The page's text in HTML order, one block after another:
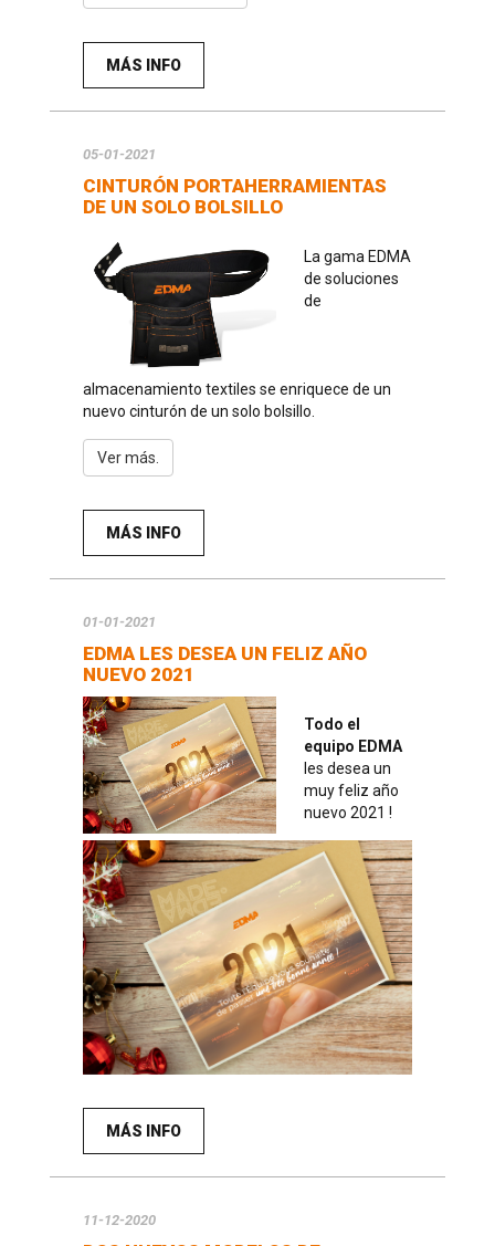
MÁS INFO
05-01-2021
CINTURÓN PORTAHERRAMIENTAS
DE UN SOLO BOLSILLO
La gama EDMA
de soluciones
de
almacenamiento textiles se enriquece de un
nuevo cinturón de un solo bolsillo.
Ver más.
MÁS INFO
01-01-2021
EDMA LES DESEA UN FELIZ AÑO
NUEVO 2021
Todo el
equipo EDMA
les desea un
muy feliz año
nuevo 2021 !
MÁS INFO
11-12-2020